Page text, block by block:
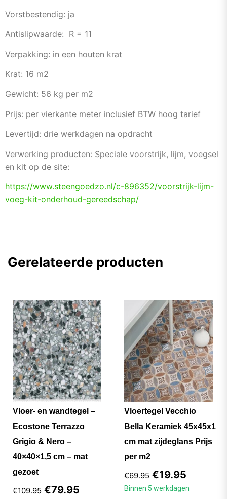
Vorstbestendig: ja
Antislipwaarde: R = 11
Verpakking: in een houten krat
Krat: 16 m2
Gewicht: 56 kg per m2
Prijs: per vierkante meter inclusief BTW hoog tarief
Levertijd: drie werkdagen na opdracht
Verwerking producten: Speciale voorstrijk, lijm, voegsel
en kit op de site:
https://www.steengoedzo.nl/c-896352/voorstrijk-lijm-
voeg-kit-onderhoud-gereedschap/
Gerelateerde producten
Vloer- en wandtegel –
Ecostone Terrazzo
Grigio & Nero –
40×40×1,5 cm – mat
gezoet
€109.95 €79.95
Vloertegel Vecchio
Bella Keramiek 45x45x1
cm mat zijdeglans Prijs
per m2
€69.95 €19.95
Binnen 5 werkdagen